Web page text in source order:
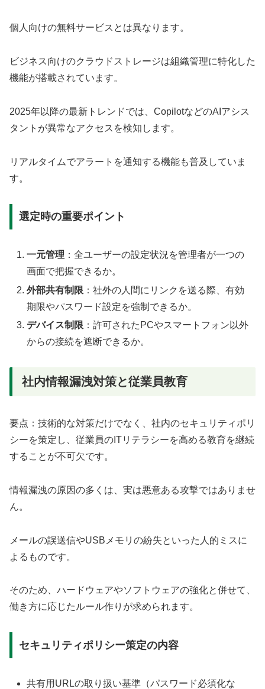
個人向けの無料サービスとは異なります。
ビジネス向けのクラウドストレージは組織管理に特化した
機能が搭載されています。
2025年以降の最新トレンドでは、CopilotなどのAIアシス
タントが異常なアクセスを検知します。
リアルタイムでアラートを通知する機能も普及していま
す。
選定時の重要ポイント
一元管理 ：全ユーザーの設定状況を管理者が一つの
画面で把握できるか。
外部共有制限 ：社外の人間にリンクを送る際、有効
期限やパスワード設定を強制できるか。
デバイス制限 ：許可されたPCやスマートフォン以外
からの接続を遮断できるか。
社内情報漏洩対策と従業員教育
要点：技術的な対策だけでなく、社内のセキュリティポリ
シーを策定し、従業員のITリテラシーを高める教育を継続
することが不可欠です。
情報漏洩の原因の多くは、実は悪意ある攻撃ではありませ
ん。
メールの誤送信やUSBメモリの紛失といった人的ミスに
よるものです。
そのため、ハードウェアやソフトウェアの強化と併せて、
働き方に応じたルール作りが求められます。
セキュリティポリシー策定の内容
共有用URLの取り扱い基準（パスワード必須化な